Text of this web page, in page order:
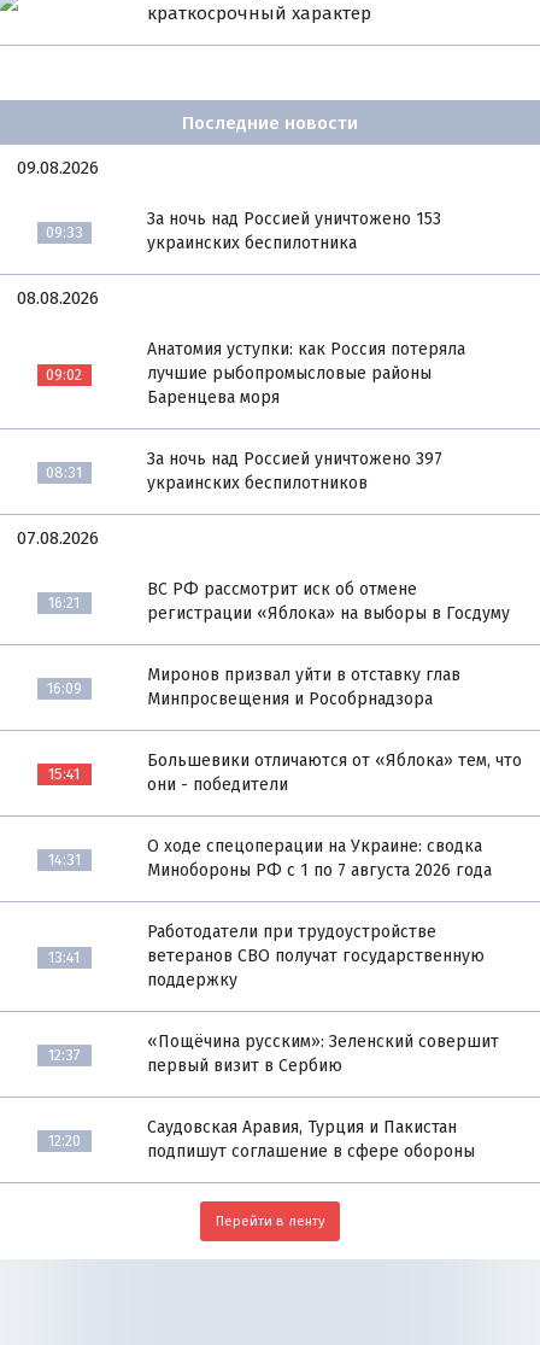
краткосрочный характер
Последние новости
09.08.2026
09:33
За ночь над Россией уничтожено 153
украинских беспилотника
08.08.2026
09:02
Анатомия уступки: как Россия потеряла
лучшие рыбопромысловые районы
Баренцева моря
08:31
За ночь над Россией уничтожено 397
украинских беспилотников
07.08.2026
16:21
ВС РФ рассмотрит иск об отмене
регистрации «Яблока» на выборы в Госдуму
16:09
Миронов призвал уйти в отставку глав
Минпросвещения и Рособрнадзора
15:41
Большевики отличаются от «Яблока» тем, что
они - победители
14:31
О ходе спецоперации на Украине: сводка
Минобороны РФ с 1 по 7 августа 2026 года
13:41
Работодатели при трудоустройстве
ветеранов СВО получат государственную
поддержку
12:37
«Пощёчина русским»: Зеленский совершит
первый визит в Сербию
12:20
Саудовская Аравия, Турция и Пакистан
подпишут соглашение в сфере обороны
Перейти в ленту